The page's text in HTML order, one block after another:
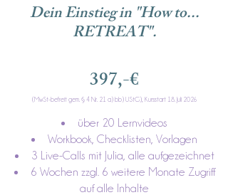
Dein Einstieg in "How to...
RETREAT".
397,-€
(MwSt-befreit gem. § 4 Nr. 21 a) bb) UStG), Kursstart 18. Juli 2026
über 20 Lernvideos
Workbook, Checklisten, Vorlagen
3 Live-Calls mit Julia, alle aufgezeichnet
6 Wochen zzgl. 6 weitere Monate Zugriff
auf alle Inhalte